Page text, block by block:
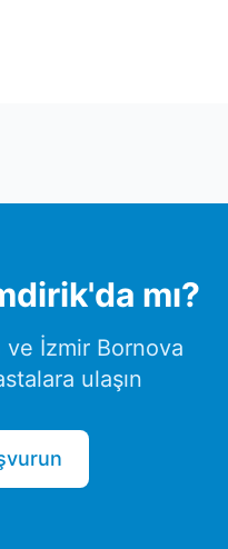
'da mı?
ve İzmir Bornova
ulaşın